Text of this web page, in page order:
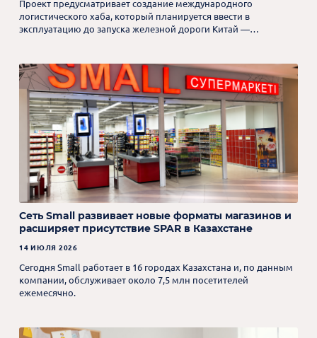
Проект предусматривает создание международного
логистического хаба, который планируется ввести в
эксплуатацию до запуска железной дороги Китай —
Сеть Small развивает новые форматы магазинов и
расширяет присутствие SPAR в Казахстане
14 ИЮЛЯ 2026
Сегодня Small работает в 16 городах Казахстана и, по данным
компании, обслуживает около 7,5 млн посетителей
ежемесячно.